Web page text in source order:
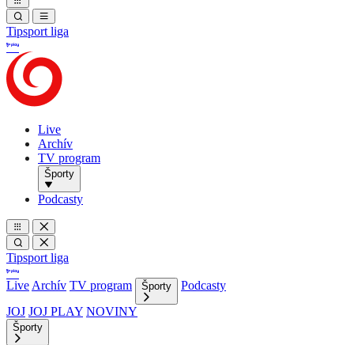
Tipsport liga
Live
Archív
TV program
Športy
Podcasty
Tipsport liga
Live Archív TV program Športy
Podcasty
JOJ JOJ PLAY NOVINY
Športy